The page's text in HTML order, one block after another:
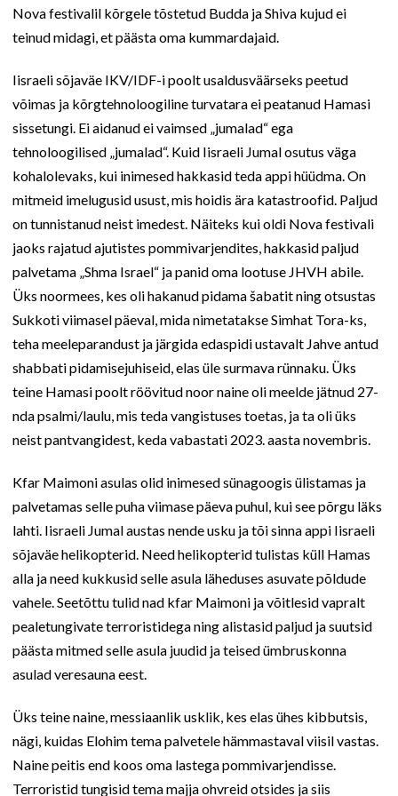
Nova festivalil kõrgele tõstetud Budda ja Shiva kujud ei
teinud midagi, et päästa oma kummardajaid.
Iisraeli sõjaväe IKV/IDF-i poolt usaldusväärseks peetud
võimas ja kõrgtehnoloogiline turvatara ei peatanud Hamasi
sissetungi. Ei aidanud ei vaimsed „jumalad“ ega
tehnoloogilised „jumalad“. Kuid Iisraeli Jumal osutus väga
kohalolevaks, kui inimesed hakkasid teda appi hüüdma. On
mitmeid imelugusid usust, mis hoidis ära katastroofid. Paljud
on tunnistanud neist imedest. Näiteks kui oldi Nova festivali
jaoks rajatud ajutistes pommivarjendites, hakkasid paljud
palvetama „Shma Israel“ ja panid oma lootuse JHVH abile.
Üks noormees, kes oli hakanud pidama šabatit ning otsustas
Sukkoti viimasel päeval, mida nimetatakse Simhat Tora-ks,
teha meeleparandust ja järgida edaspidi ustavalt Jahve antud
shabbati pidamisejuhiseid, elas üle surmava rünnaku. Üks
teine Hamasi poolt röövitud noor naine oli meelde jätnud 27-
nda psalmi/laulu, mis teda vangistuses toetas, ja ta oli üks
neist pantvangidest, keda vabastati 2023. aasta novembris.
Kfar Maimoni asulas olid inimesed sünagoogis ülistamas ja
palvetamas selle puha viimase päeva puhul, kui see põrgu läks
lahti. Iisraeli Jumal austas nende usku ja tõi sinna appi Iisraeli
sõjaväe helikopterid. Need helikopterid tulistas küll Hamas
alla ja need kukkusid selle asula läheduses asuvate põldude
vahele. Seetõttu tulid nad kfar Maimoni ja võitlesid vapralt
pealetungivate terroristidega ning alistasid paljud ja suutsid
päästa mitmed selle asula juudid ja teised ümbruskonna
asulad veresauna eest.
Üks teine naine, messiaanlik usklik, kes elas ühes kibbutsis,
nägi, kuidas Elohim tema palvetele hämmastaval viisil vastas.
Naine peitis end koos oma lastega pommivarjendisse.
Terroristid tungisid tema majja ohvreid otsides ja siis